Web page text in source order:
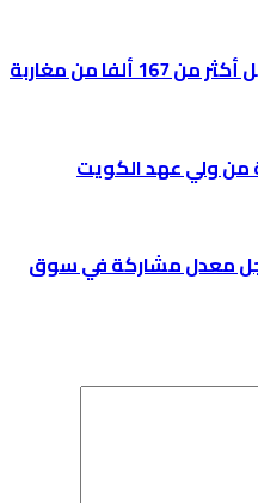
عملية مرحبا .. مطار طنجة يستقبل أكثر من 167 ألفا من مغاربة
من ولي عهد الكويت
معدل مشاركة في سوق